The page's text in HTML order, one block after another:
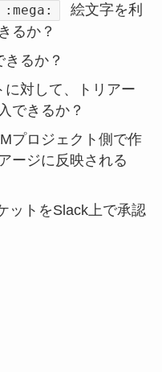
:mega:
絵文字を利
るか？
るか？
対して、トリアー
できるか？
プロジェクト側で作
ージに反映される
ットをSlack上で承認